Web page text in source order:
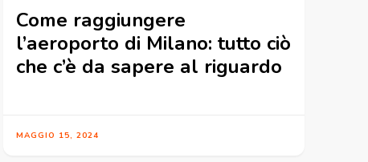
Come raggiungere
l’aeroporto di Milano: tutto ciò
che c’è da sapere al riguardo
MAGGIO 15, 2024